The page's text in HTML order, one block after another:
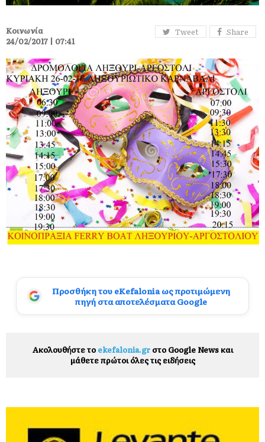
Tweet Share
Κοινωνία
24/02/2017 | 07:41
Προσθήκη του eKefalonia ως προτιμώμενη
πηγή στα αποτελέσματα Google
Ακολουθήστε το ekefalonia.grστο Google News και
μάθετε πρώτοι όλες τις ειδήσεις